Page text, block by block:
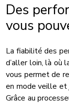
Des
vous
La fiabilité des
d’aller loin, là où
vous permet de
en mode veille et
Grâce au